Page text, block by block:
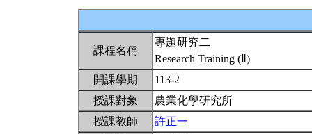
課程名稱
專題研究二
Research Training (Ⅱ)
開課學期
113-2
授課對象
農業化學研究所
授課教師
許正一